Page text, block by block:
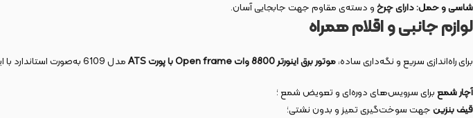
شاسی و حمل:دارای چرخو دسته‌ی مقاوم جهت جابجایی آسان.
لوازم جانبی و اقلام همراه
برای راه‌اندازی سریع و نگه‌داری ساده،موتور برق اینورتر 8800 وات Open frame با پورت ATS مدل 6109 به‌صورت استاندارد با این اقلام عرضه می‌شود:
آچار شمع برای سرویس‌های دوره‌ای و تعویض شمع ؛
قیف بنزینجهت سوخت‌گیری تمیز و بدون نشتی؛